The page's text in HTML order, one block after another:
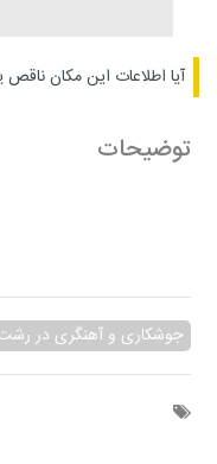
آیا اطلاعات این مکان ناقص
توضیحات
جوشکاری و آهنگری در